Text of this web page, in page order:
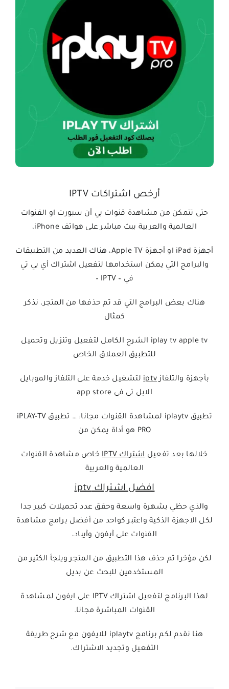
أرخص اشتراكات IPTV
‏حتى تتمكن من مشاهدة قنوات بي أن سبورت او القنوات
العالمية والعربية ببث مباشر على هواتف iPhone،
أجهزة iPad او أجهزة
، هناك العديد من التطبيقات
‏والبرامج التي يمكن استخدامها لتفعيل اشتراك أي بي تي
في –
IPTV
–
‏هناك بعض البرامج التي قد تم حذفها من المتجر، نذكر
كمثال
iplay tv apple tv الشرح الكامل لتفعيل وتنزيل وتحميل
للتطبيق العملاق الخاص
بأجهزة والتلفازiptvلتشغيل خدمة على التلفاز والموبايل
الابل تى فى app store
تطبيق iplaytv لمشاهدة القنوات مجانا: … تطبيق iPLAY-TV
PRO هو أداة يمكن من
خلالها بعد تفعيلاشتراك IPTV
خاص مشاهدة القنوات
العالمية والعربية
افضل اشتراك iptv
والذي حظي بشهرة واسعة وحقق عدد تحميلات كبير جدا
لكل الاجهزة الذكية واعتبر كواحد من أفضل برامج مشاهدة
القنوات على آيفون وآيباد،
لكن مؤخرا تم حذف هذا التطبيق من المتجر ويلجأ الكثير من
المستخدمين للبحث عن بديل
لهذا البرنامج لتفعيل اشتراك IPTV على ايفون لمشاهدة
القنوات المباشرة مجانا.
هنا نقدم لكم برنامج iplaytv للايفون مع شرح طريقة
التفعيل وتجديد الاشتراك.